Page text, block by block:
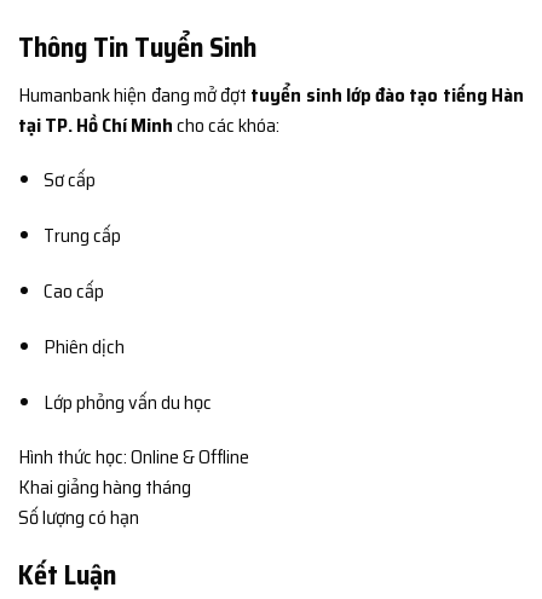
Thông Tin Tuyển Sinh
Humanbank hiện đang mở đợt tuyển sinh lớp đào tạo tiếng Hàn
tại TP. Hồ Chí Minhcho các khóa:
Sơ cấp
Trung cấp
Cao cấp
Phiên dịch
Lớp phỏng vấn du học
Hình thức học: Online & Offline
Khai giảng hàng tháng
Số lượng có hạn
Kết Luận